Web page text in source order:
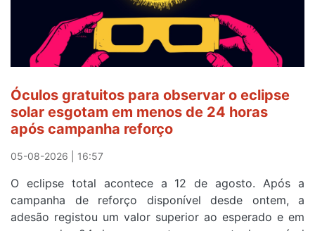
Óculos gratuitos para observar o eclipse
solar esgotam em menos de 24 horas
após campanha reforço
05-08-2026 | 16:57
O eclipse total acontece a 12 de agosto. Após a
campanha de reforço disponível desde ontem, a
adesão registou um valor superior ao esperado e em